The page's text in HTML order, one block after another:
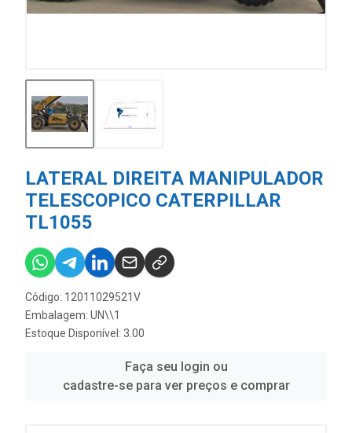
LATERAL DIREITA MANIPULADOR
TELESCOPICO CATERPILLAR
TL1055
Código: 12011029521V
Embalagem: UN\\1
Estoque Disponível: 3.00
Faça seu login ou
cadastre-se para ver preços e comprar